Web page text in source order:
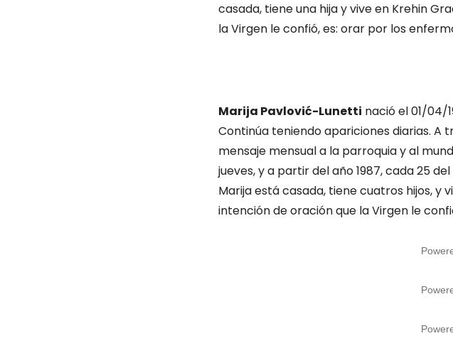
casada, tiene una hija y vive en Krehin
la Virgen le confió, es: orar por los
Marija Pavlović-Lunetti nació el 01/04/
Continúa teniendo apariciones diarias. A
mensaje mensual a la parroquia y al
jueves, y a partir del año 1987, cada 25
Marija está casada, tiene cuatros hijos, y
intención de oración que la Virgen le